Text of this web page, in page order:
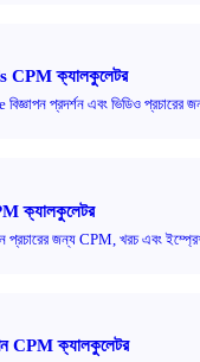
CPM ক্যালকুলেটর
প্রদর্শন এবং ভিডিও
ক্যালকুলেটর
প্রচারের জন্য CPM, খরচ এবং
CPM ক্যালকুলেটর